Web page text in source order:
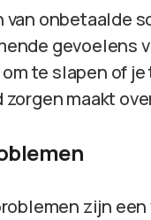
van onbetaalde
gevoelens
te slapen of
maakt
zijn